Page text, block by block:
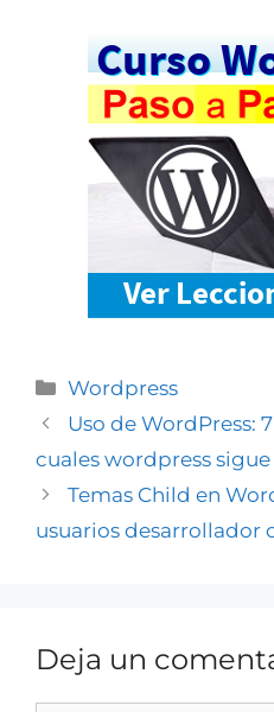
Wordpress
Uso de WordPress:
cuales wordpress
Temas Child en
usuarios desarrollador
Deja un